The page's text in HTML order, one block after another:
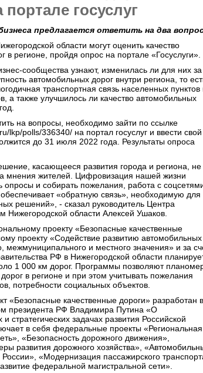
портале госуслуг
предлагается ответить на два
области могут оценить качество
в регионе, пройдя опрос на портале «Госуслуги».
сообщества узнают, изменилась ли для них за
автомобильных дорог внутри региона, то
транспортная связь населенных пунктов
а также улучшилось ли качество автомобильных
на вопросы, необходимо зайти по ссылке
lkp/polls/336340/ на портал госуслуг и ввести свой
до 31 июля 2022 года. Результаты опроса
касающееся развития города и региона, не
мнения жителей. Цифровизация нашей жизни
опросы и собирать пожелания, работа с
«обратную связь», необходимую для
решений», - сказал руководитель Центра
Нижегородской области Алексей Ушаков.
проекту «Безопасные качественные
проекту «Содействие развитию автомобильных
межмуниципального и местного значения» и за
РФ в Нижегородской области
1 000 км дорог. Программы позволяют
в регионе и при этом учитывать пожелания
потребности социальных объектов.
«Безопасные качественные дороги» разработан в
президента РФ Владимира Путина «О
стратегических задачах развития Российской
в себя федеральные проекты
«Безопасность дорожного движения»,
развития дорожного хозяйства»,
«Модернизация пассажирского
федеральной магистральной сети».